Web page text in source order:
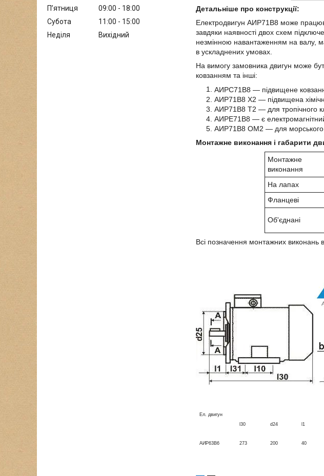
Детальніше про конструкції:
Електродвигун АИР71В8 може
завдяки наявності двох схем
незмінною навантаженням на валу,
в ускладнених умовах.
На вимогу замовника двигун може
ковзанням та інші:
АИРС71В8 ― підвищене
АИР71В8 Х2 ― підвищена хімічна
АИР71В8 Т2 ― для тропічного
АИРЕ71В8 ― є
АИР71В8 ОМ2 ― для морського
Монтажне виконання і габарити
Монтажне
виконання
На лапах
Фланцеві
Об'єднані
Всі позначення монтажних виконань
Ел. двигун
l30 d24 l1
АИР63В6 273 200 40
Пʼятниця
09:00
18:00
Субота
11:00
15:00
Неділя
Вихідний